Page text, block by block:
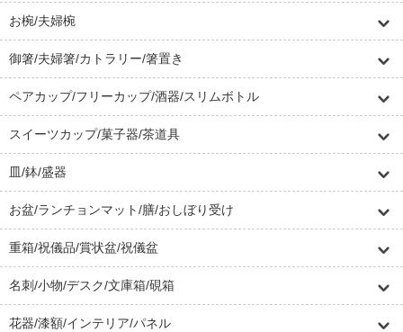
お椀/夫婦椀
御箸/夫婦箸/カトラリー/箸置き
ペアカップ/フリーカップ/酒器/スリムボトル
スイーツカップ/菓子器/茶道具
皿/鉢/盛器
お盆/ランチョンマット/膳/おしぼり受け
重箱/祝儀品/賞状盆/祝儀盆
名刺/小物/デスク/文庫箱/硯箱
花器/漆額/インテリア/パネル